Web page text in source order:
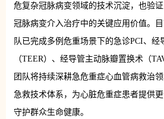
危复杂冠脉病变领域的技术沉淀，也验
冠脉病变介入治疗中的关键应用价值。
队已完成多例危重场景下的急诊PCI、经
（TEER）、经导管主动脉瓣置换术（
团队将持续深耕急危重症心血管病救治
急救技术体系，为心脏危重症患者提供
守护群众生命健康。